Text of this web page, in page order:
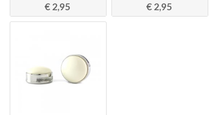
€ 2,95 € 2,95